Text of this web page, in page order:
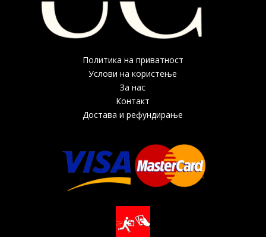
Политика на приватност
Услови на користење
За нас
Контакт
Достава и рефундирање